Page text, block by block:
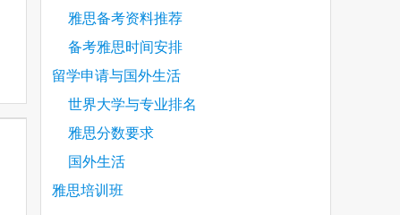
雅思备考资料推荐
备考雅思时间安排
留学申请与国外生活
世界大学与专业排名
雅思分数要求
国外生活
雅思培训班